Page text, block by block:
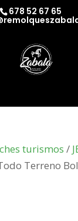
678 52 67 65
turismos /
Terreno